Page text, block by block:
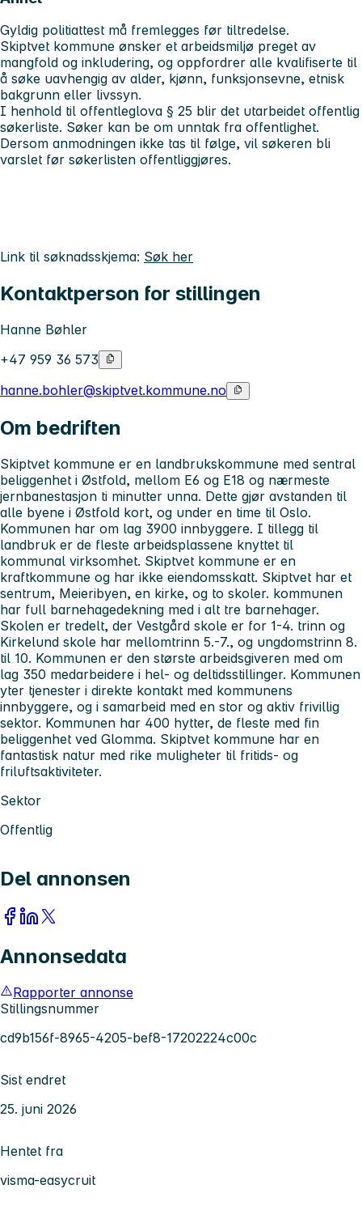
Gyldig politiattest må fremlegges før tiltredelse.
Skiptvet kommune ønsker et arbeidsmiljø preget av
mangfold og inkludering, og oppfordrer alle kvalifiserte til
å søke uavhengig av alder, kjønn, funksjonsevne, etnisk
bakgrunn eller livssyn.
I henhold til offentleglova § 25 blir det utarbeidet offentlig
søkerliste. Søker kan be om unntak fra offentlighet.
Dersom anmodningen ikke tas til følge, vil søkeren bli
varslet før søkerlisten offentliggjøres.
Link til søknadsskjema: Søk her
Kontaktperson for stillingen
Hanne Bøhler
+47 959 36 573
hanne.bohler@skiptvet.kommune.no
Om bedriften
Skiptvet kommune er en landbrukskommune med sentral
beliggenhet i Østfold, mellom E6 og E18 og nærmeste
jernbanestasjon ti minutter unna. Dette gjør avstanden til
alle byene i Østfold kort, og under en time til Oslo.
Kommunen har om lag 3900 innbyggere. I tillegg til
landbruk er de fleste arbeidsplassene knyttet til
kommunal virksomhet. Skiptvet kommune er en
kraftkommune og har ikke eiendomsskatt. Skiptvet har et
sentrum, Meieribyen, en kirke, og to skoler. kommunen
har full barnehagedekning med i alt tre barnehager.
Skolen er tredelt, der Vestgård skole er for 1-4. trinn og
Kirkelund skole har mellomtrinn 5.-7., og ungdomstrinn 8.
til 10. Kommunen er den største arbeidsgiveren med om
lag 350 medarbeidere i hel- og deltidsstillinger. Kommunen
yter tjenester i direkte kontakt med kommunens
innbyggere, og i samarbeid med en stor og aktiv frivillig
sektor. Kommunen har 400 hytter, de fleste med fin
beliggenhet ved Glomma. Skiptvet kommune har en
fantastisk natur med rike muligheter til fritids- og
friluftsaktiviteter.
Sektor
Offentlig
Del annonsen
Annonsedata
Rapporter annonse
Stillingsnummer
cd9b156f-8965-4205-bef8-17202224c00c
Sist endret
25. juni 2026
Hentet fra
visma-easycruit